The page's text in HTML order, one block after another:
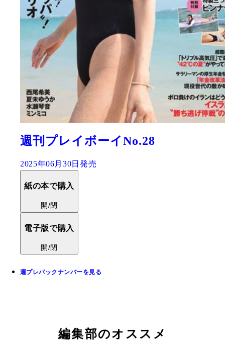
週刊プレイボーイNo.28
2025年06月30日発売
紙の本で購入
開/閉
電子版で購入
開/閉
週プレバックナンバーを見る
編集部のオススメ